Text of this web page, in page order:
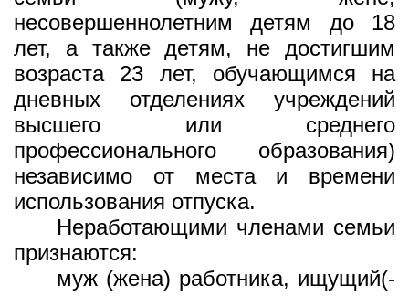
несовершеннолетним детям до 18
лет, а также детям, не достигшим
возраста 23 лет, обучающимся на
дневных отделениях учреждений
высшего или среднего
профессионального образования)
независимо от места и времени
использования отпуска.
Неработающими членами семьи
признаются:
муж (жена) работника, ищущий(-